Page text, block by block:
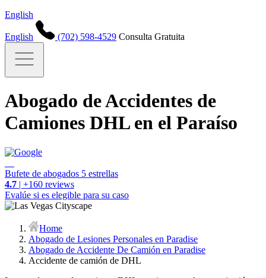
English
English (702) 598-4529 Consulta Gratuita
Abogado de Accidentes de
Camiones DHL en el Paraíso
Bufete de abogados 5 estrellas
4.7 | +160 reviews
Evalúe si es elegible para su caso
Home
Abogado de Lesiones Personales en Paradise
Abogado de Accidente De Camión en Paradise
Accidente de camión de DHL